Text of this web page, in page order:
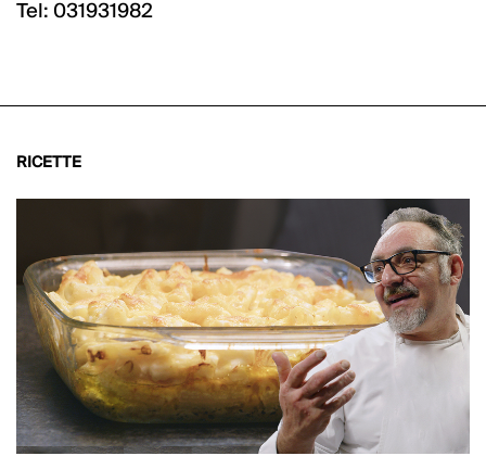
Tel: 031931982
RICETTE